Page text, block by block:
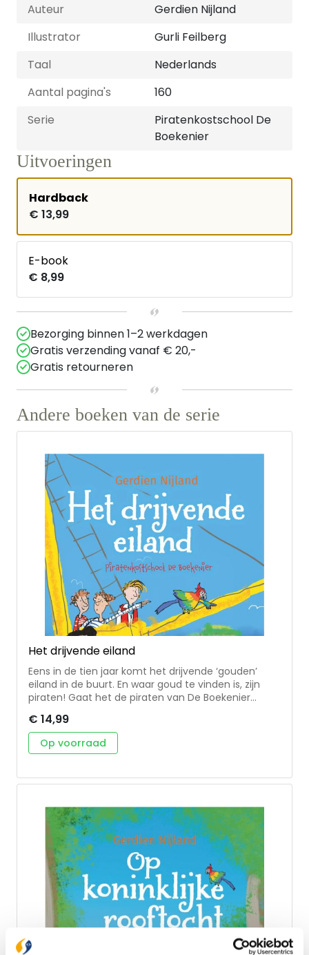
Auteur
Gerdien Nijland
Illustrator
Gurli Feilberg
Taal
Nederlands
Aantal pagina's
160
Serie
Piratenkostschool De
Boekenier
Uitvoeringen
Hardback
€ 13,99
E-book
€ 8,99
Bezorging binnen 1–2 werkdagen
Gratis verzending vanaf € 20,-
Gratis retourneren
Andere boeken van de serie
Het drijvende eiland
Eens in de tien jaar komt het drijvende ‘gouden’
eiland in de buurt. En waar goud te vinden is, zijn
piraten! Gaat het de piraten van De Boekenier
te komen en hun schatkist te vullen? Dit 4e deel in
de serie 'Piratenkostschool De Boekenier' zit volop
humor en avontuur. Voor kinderen van ongeveer 8-
en schreef eerder de eerste drie delen in de serie
€ 14,99
Op voorraad